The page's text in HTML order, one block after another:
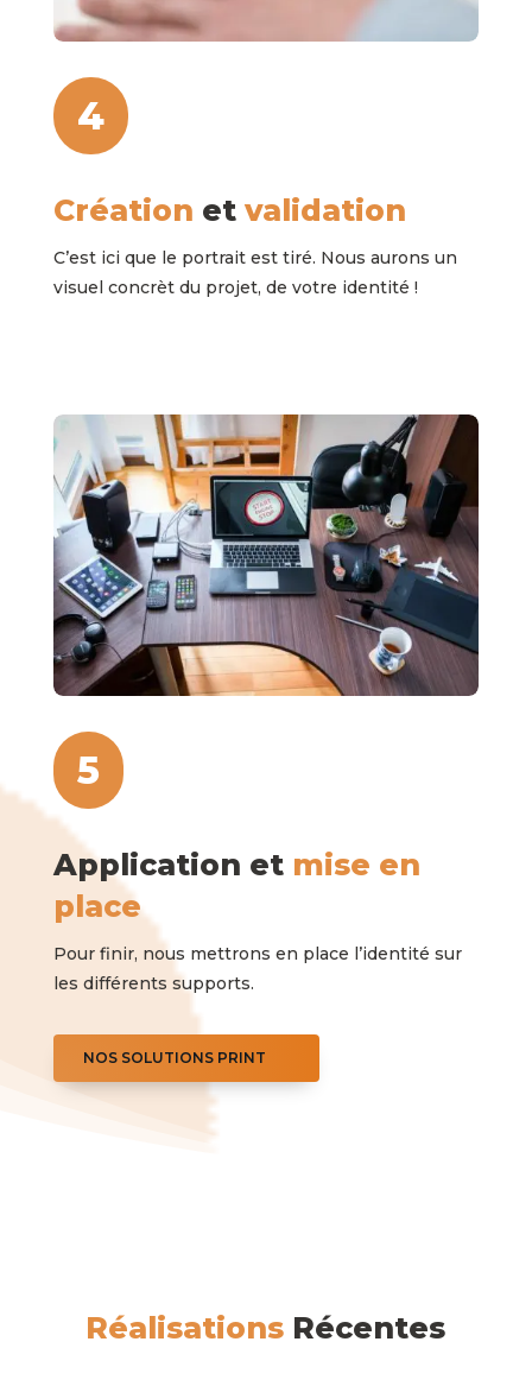
4
Création et validation
C’est ici que le portrait est tiré. Nous aurons un
visuel concrèt du projet, de votre identité !
5
Application et mise en
place
Pour finir, nous mettrons en place l’identité sur
les différents supports.
NOS SOLUTIONS PRINT
Réalisations Récentes